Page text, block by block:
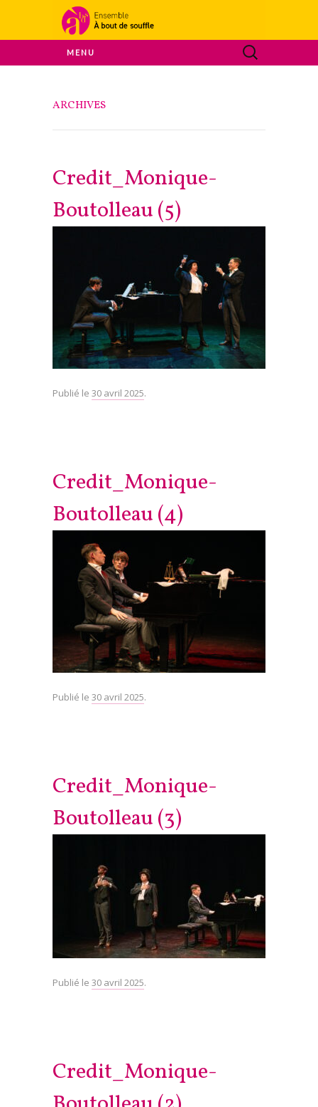
souffle
MENU
ARCHIVES
Credit_Monique-
Boutolleau (5)
Publié le 30 avril 2025.
Credit_Monique-
Boutolleau (4)
Publié le 30 avril 2025.
Credit_Monique-
Boutolleau (3)
Publié le 30 avril 2025.
Credit_Monique-